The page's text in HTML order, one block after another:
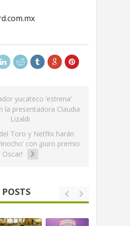
yucateco ‘estrena’
la presentadora Claudia
Lizaldi
Toro y Netflix harán
con ¡puro premio
Oscar!